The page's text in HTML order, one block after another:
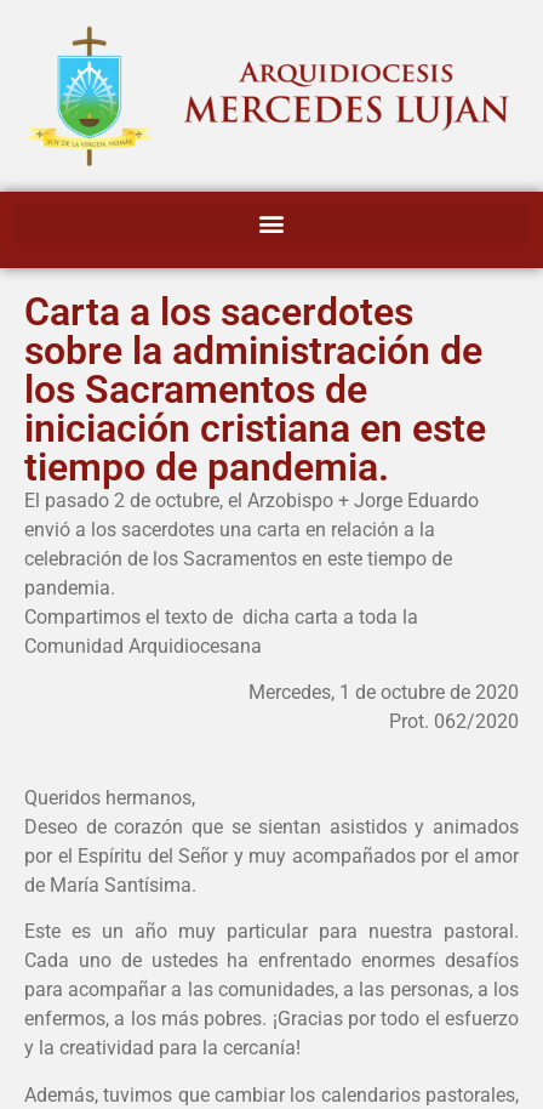
Carta a los sacerdotes
sobre la administración de
los Sacramentos de
iniciación cristiana en este
tiempo de pandemia.
El pasado 2 de octubre, el Arzobispo + Jorge Eduardo
envió a los sacerdotes una carta en relación a la
celebración de los Sacramentos en este tiempo de
pandemia.
Compartimos el texto de dicha carta a toda la
Comunidad Arquidiocesana
Mercedes, 1 de octubre de 2020
Prot. 062/2020
Queridos hermanos,
Deseo de corazón que se sientan asistidos y animados
por el Espíritu del Señor y muy acompañados por el amor
de María Santísima.
Este es un año muy particular para nuestra pastoral.
Cada uno de ustedes ha enfrentado enormes desafíos
para acompañar a las comunidades, a las personas, a los
enfermos, a los más pobres. ¡Gracias por todo el esfuerzo
y la creatividad para la cercanía!
Además, tuvimos que cambiar los calendarios pastorales,